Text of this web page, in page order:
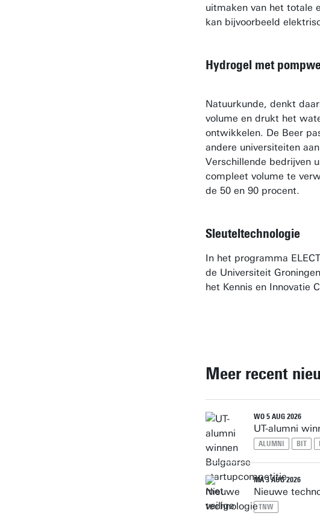
uitmaken van het totale
kan bijvoorbeeld
Hydrogel met
Natuurkunde, denkt
volume en drukt het
ontwikkelen. De Beer
andere universiteiten
Verschillende bedrijven
compleet volume te
de 50 en 90 procent.
Sleuteltechnologie
In het programma
de Universiteit
het Kennis en Innovatie
Meer recent
WO 5 AUG 2026
UT-alumni
ALUMNI BIT
MA 3 AUG 2026
Nieuwe
TNW